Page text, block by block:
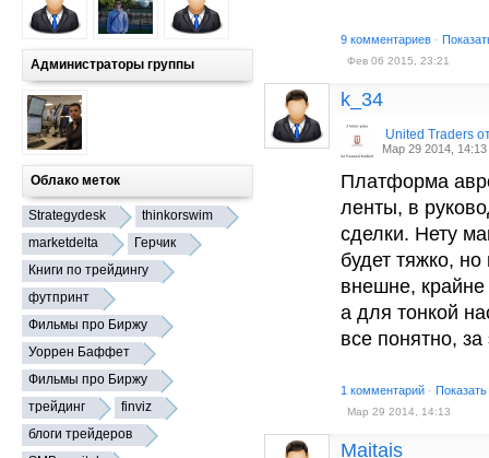
Администраторы группы
Облако меток
Strategydesk
thinkorswim
marketdelta
Герчик
Книги по трейдингу
футпринт
Фильмы про Биржу
Уоррен Баффет
Фильмы про Биржу
трейдинг
finviz
блоги трейдеров
9 комментариев ·
Фев 06 2015, 23:21
k_34
United Traders
Мар 29 2014, 14:13
Платформа
ленты, в
сделки. Нету
будет тяжко,
внешне,
а для тонкой
все понятно, за
1 комментарий ·
Мар 29 2014, 14:13
Maitais